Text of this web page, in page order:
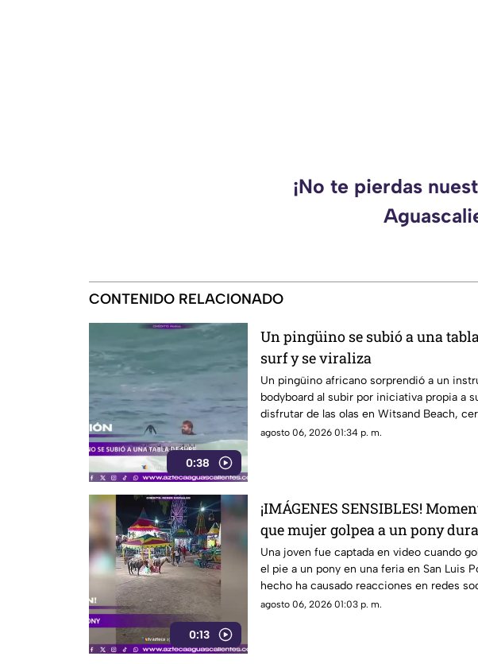
¡No te pierdas
CONTENIDO RELACIONADO
0:38
Un pingüino se subió a una
surf y se viraliza
Un pingüino africano sorprendió a un
bodyboard al subir por iniciativa propia a
disfrutar de las olas en Witsand Beach,
Ciudad del Cabo, Sudáfrica
agosto 06, 2026 01:34 p. m.
0:13
¡IMÁGENES SENSIBLES!
que mujer golpea a un pony
una feria
Una joven fue captada en video cuando
el pie a un pony en una feria en San Luis
hecho ha causado reacciones en redes
agosto 06, 2026 01:03 p. m.